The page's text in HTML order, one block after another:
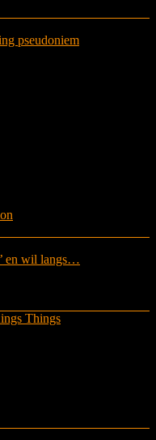
pseudoniem
en wil langs…
Things